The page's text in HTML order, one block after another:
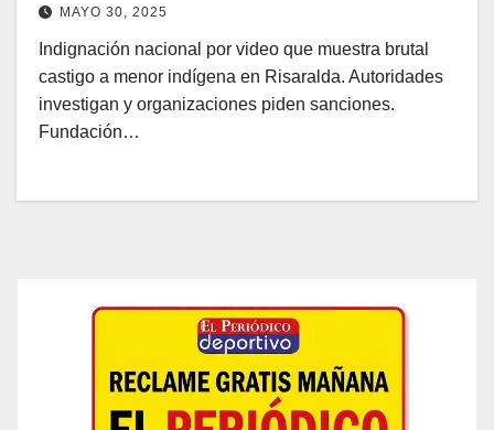
MAYO 30, 2025
Indignación nacional por video que muestra brutal
castigo a menor indígena en Risaralda. Autoridades
investigan y organizaciones piden sanciones.
Fundación…